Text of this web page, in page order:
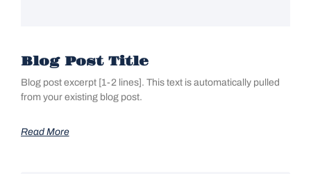
Blog Post Title
Blog post excerpt [1-2 lines]. This text is automatically pulled
from your existing blog post.
Read More